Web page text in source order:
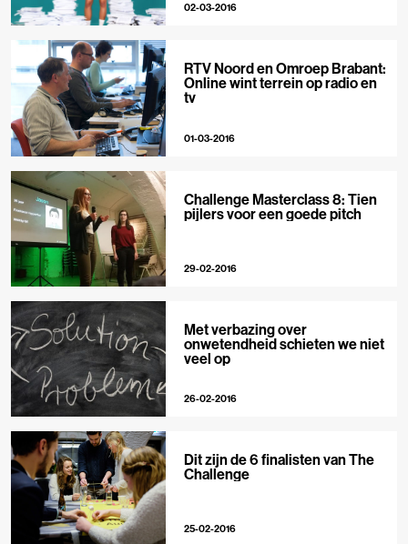
02-03-2016
RTV Noord en Omroep Brabant:
Online wint terrein op radio en
tv
01-03-2016
Challenge Masterclass 8: Tien
pijlers voor een goede pitch
29-02-2016
Met verbazing over
onwetendheid schieten we niet
veel op
26-02-2016
Dit zijn de 6 finalisten van The
Challenge
25-02-2016